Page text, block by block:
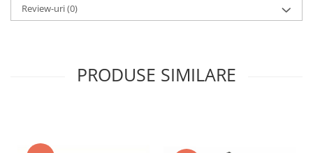
Review-uri(0)
PRODUSE SIMILARE